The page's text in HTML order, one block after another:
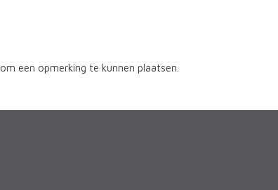
om een opmerking te kunnen plaatsen.